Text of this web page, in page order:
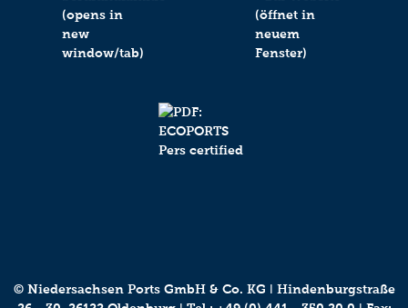
© Niedersachsen Ports GmbH & Co. KG ǀ Hindenburgstraße